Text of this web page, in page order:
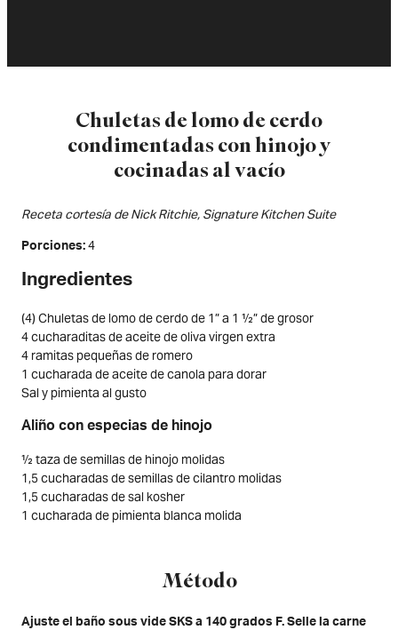
Chuletas de lomo de cerdo
condimentadas con hinojo y
cocinadas al vacío
Receta cortesía de Nick Ritchie, Signature Kitchen Suite
Porciones 4
Ingredientes
(4) Chuletas de lomo de cerdo de 1” a 1 ½” de grosor
4 cucharaditas de aceite de oliva virgen extra
4 ramitas pequeñas de romero
1 cucharada de aceite de canola para dorar
Sal y pimienta al gusto
Aliño con especias de hinojo
½ taza de semillas de hinojo molidas
1,5 cucharadas de semillas de cilantro molidas
1,5 cucharadas de sal kosher
1 cucharada de pimienta blanca molida
Método
Ajuste el baño sous vide SKS a 140 grados F. Selle la carne